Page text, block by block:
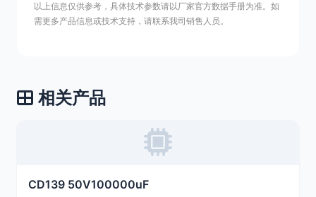
以上信息仅供参考，具体技术参数请以厂家官方数据手册为准。如
需更多产品信息或技术支持，请联系我司销售人员。
相关产品
CD139 50V100000uF